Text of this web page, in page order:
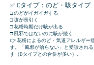
✅ Cタイプ：のど・咳タイプ
□ のどがイガイガする
□ 咳が長引く
□ 花粉時期だけ咳が出る
□ 風邪ではないのに咳が続く
👉 花粉によるのど・気道アレルギー
す。
「風邪が治らない」と受診され
す（Bタイプとの合併が多い）。